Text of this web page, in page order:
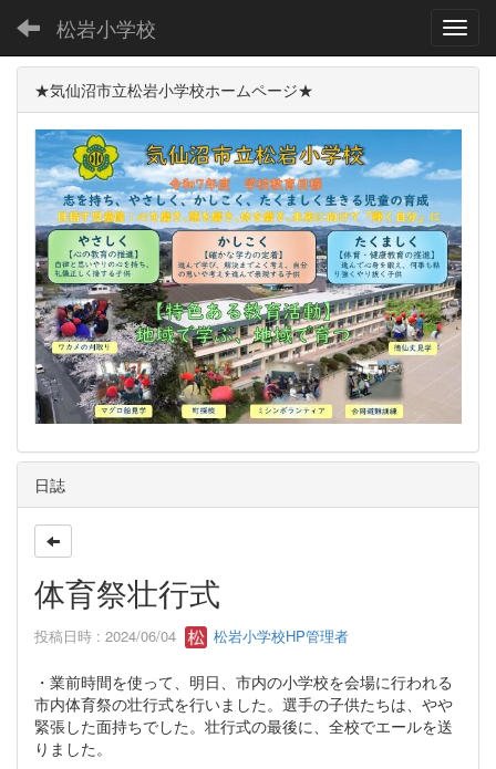
松岩小学校
★気仙沼市立松岩小学校ホームページ★
日誌
体育祭壮行式
投稿日時 : 2024/06/04 松岩小学校HP管理者
・業前時間を使って、明日、市内の小学校を会場に行われる
市内体育祭の壮行式を行いました。選手の子供たちは、やや
緊張した面持ちでした。壮行式の最後に、全校でエールを送
りました。